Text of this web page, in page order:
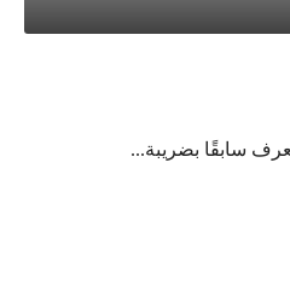
سابقًا بضريبة...